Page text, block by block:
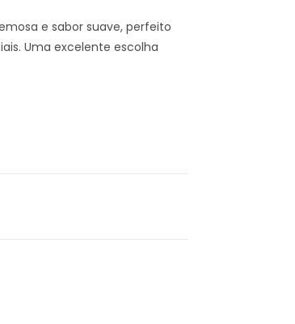
e sabor suave, perfeito
Uma excelente escolha